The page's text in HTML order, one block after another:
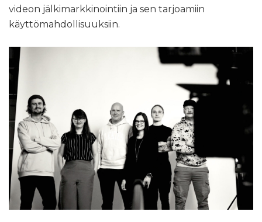
videon jälkimarkkinointiin ja sen tarjoamiin
käyttömahdollisuuksiin.